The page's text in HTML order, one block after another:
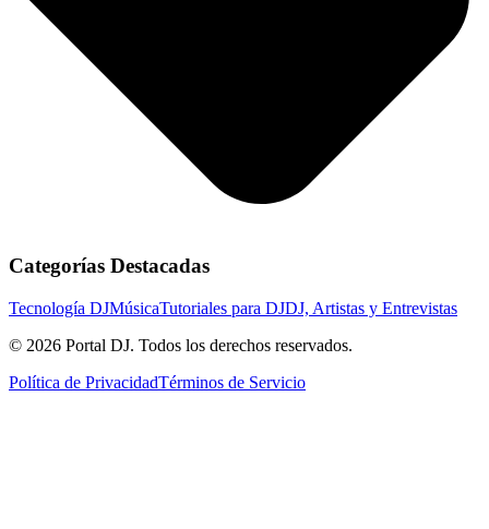
Categorías Destacadas
Tecnología DJMúsicaTutoriales para DJDJ, Artistas y Entrevistas
© 2026 Portal DJ. Todos los derechos reservados.
Política de PrivacidadTérminos de Servicio